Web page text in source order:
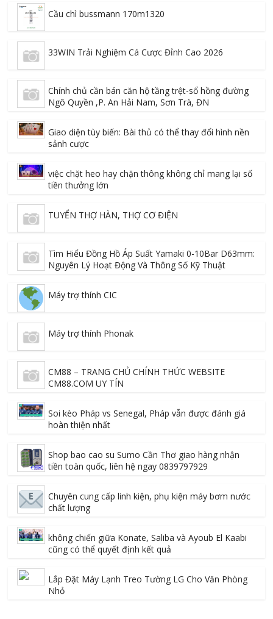
Cầu chì bussmann 170m1320
33WIN Trải Nghiệm Cá Cược Đỉnh Cao 2026
Chính chủ cần bán căn hộ tầng trệt-sổ hồng đường
Ngô Quyền ,P. An Hải Nam, Sơn Trà, ĐN
Giao diện tùy biến: Bài thủ có thể thay đổi hình nền
sảnh cược
việc chặt heo hay chặn thông không chỉ mang lại số
tiền thưởng lớn
TUYỂN THỢ HÀN, THỢ CƠ ĐIỆN
Tìm Hiểu Đồng Hồ Áp Suất Yamaki 0-10Bar D63mm:
Nguyên Lý Hoạt Động Và Thông Số Kỹ Thuật
Máy trợ thính CIC
Máy trợ thính Phonak
CM88 – TRANG CHỦ CHÍNH THỨC WEBSITE
CM88.COM UY TÍN
Soi kèo Pháp vs Senegal, Pháp vẫn được đánh giá
hoàn thiện nhất
Shop bao cao su Sumo Cần Thơ giao hàng nhận
tiền toàn quốc, liên hệ ngay 0839797929
Chuyên cung cấp linh kiện, phụ kiện máy bơm nước
chất lượng
không chiến giữa Konate, Saliba và Ayoub El Kaabi
cũng có thể quyết định kết quả
Lắp Đặt Máy Lạnh Treo Tường LG Cho Văn Phòng
Nhỏ